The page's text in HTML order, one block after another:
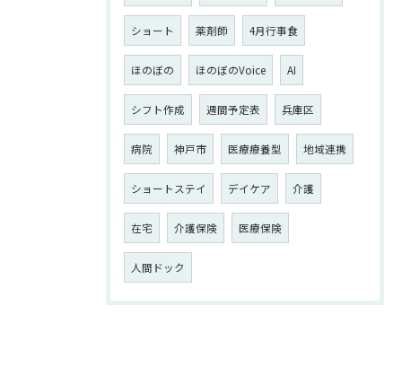
ショート 薬剤師 4月行事食
ほのぼの ほのぼのVoice AI
シフト作成 週間予定表 兵庫区
病院 神戸市 医療療養型 地域連携
ショートステイ デイケア 介護
在宅 介護保険 医療保険
人間ドック